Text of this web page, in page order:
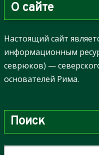
О сайте
Настоящий сайт
информационным
севрюков) —
основателей Рима.
Поиск